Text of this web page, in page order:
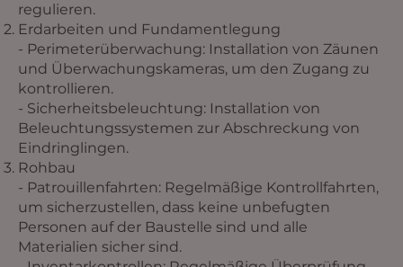
regulieren.
Erdarbeiten und Fundamentlegung
- Perimeterüberwachung: Installation von Zäunen
und Überwachungskameras, um den Zugang zu
kontrollieren.
- Sicherheitsbeleuchtung: Installation von
Beleuchtungssystemen zur Abschreckung von
Eindringlingen.
Rohbau
- Patrouillenfahrten: Regelmäßige Kontrollfahrten,
um sicherzustellen, dass keine unbefugten
Personen auf der Baustelle sind und alle
Materialien sicher sind.